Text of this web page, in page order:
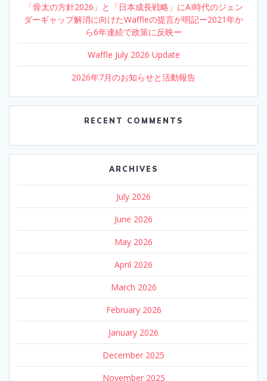
「骨太の方針2026」と「日本成長戦略」にAI時代のジェン
ダーギャップ解消に向けたWaffleの提言が明記ー2021年か
ら6年連続で政策に反映ー
Waffle July 2026 Update
2026年7月のお知らせと活動報告
RECENT COMMENTS
ARCHIVES
July 2026
June 2026
May 2026
April 2026
March 2026
February 2026
January 2026
December 2025
November 2025